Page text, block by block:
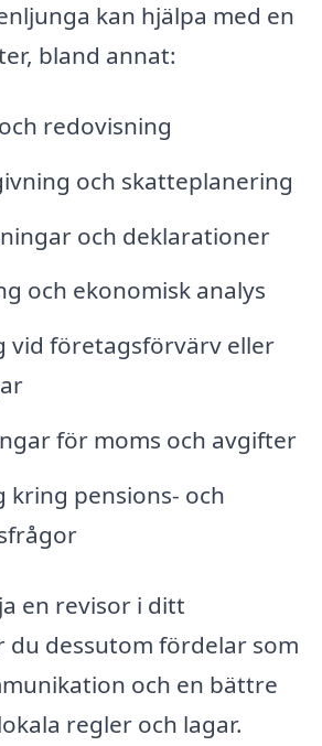
kan hjälpa med en
bland annat:
redovisning
och skatteplanering
och deklarationer
och ekonomisk analys
vid företagsförvärv eller
för moms och avgifter
kring pensions- och
en revisor i ditt
du dessutom fördelar som
och en bättre
regler och lagar.